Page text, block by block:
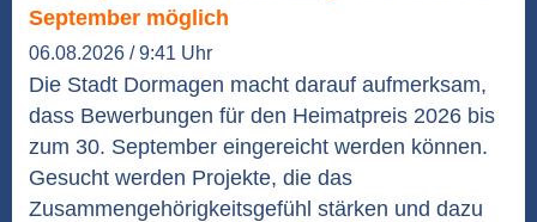
September möglich
06.08.2026 / 9:41 Uhr
Die Stadt Dormagen macht darauf aufmerksam,
dass Bewerbungen für den Heimatpreis 2026 bis
zum 30. September eingereicht werden können.
Gesucht werden Projekte, die das
Zusammengehörigkeitsgefühl stärken und dazu